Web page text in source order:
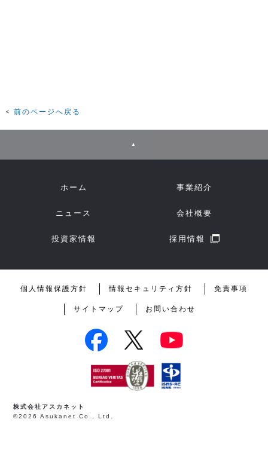
前のページへ戻る
▲
ホーム 事業紹介
ニュース 会社概要
投資家情報 採用情報
個人情報保護方針 情報セキュリティ方針 免責事項
サイトマップ お問い合わせ
株式会社アスカネット
©2026 Asukanet Co., Ltd.